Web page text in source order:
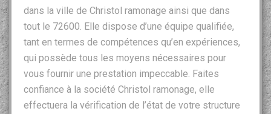
dans la ville de Christol ramonage ainsi que dans
tout le 72600. Elle dispose d’une équipe qualifiée,
tant en termes de compétences qu’en expériences,
qui possède tous les moyens nécessaires pour
vous fournir une prestation impeccable. Faites
confiance à la société Christol ramonage, elle
effectuera la vérification de l’état de votre structure